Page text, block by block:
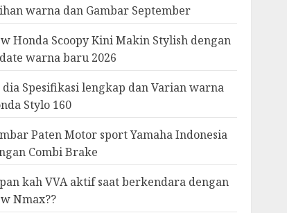
warna dan Gambar September
Honda Scoopy Kini Makin Stylish dengan
warna baru 2026
Spesifikasi lengkap dan Varian warna
Stylo 160
Paten Motor sport Yamaha Indonesia
Combi Brake
kah VVA aktif saat berkendara dengan
Nmax??